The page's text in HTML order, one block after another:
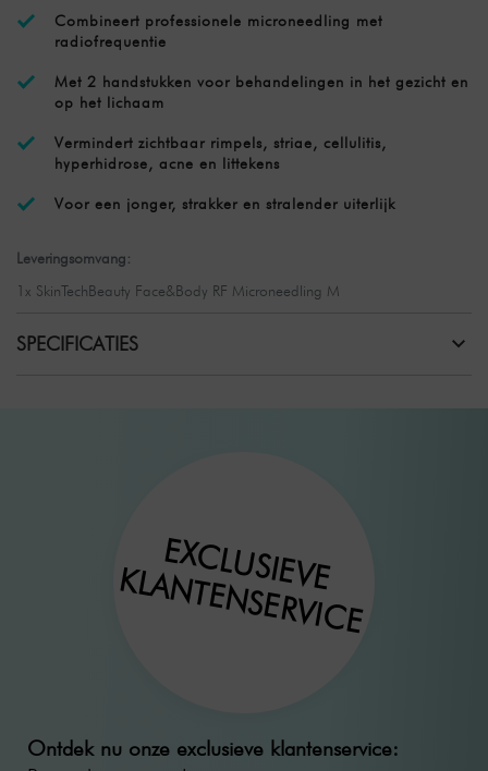
Combineert professionele microneedling met
radiofrequentie
Met 2 handstukken voor behandelingen in het gezicht en
op het lichaam
Vermindert zichtbaar rimpels, striae, cellulitis,
hyperhidrose, acne en littekens
Voor een jonger, strakker en stralender uiterlijk
Leveringsomvang:
1x SkinTechBeauty Face&Body RF Microneedling M
SPECIFICATIES
EXCLUSIEVE
KLANTENSERVICE
Ontdek nu onze exclusieve klantenservice: